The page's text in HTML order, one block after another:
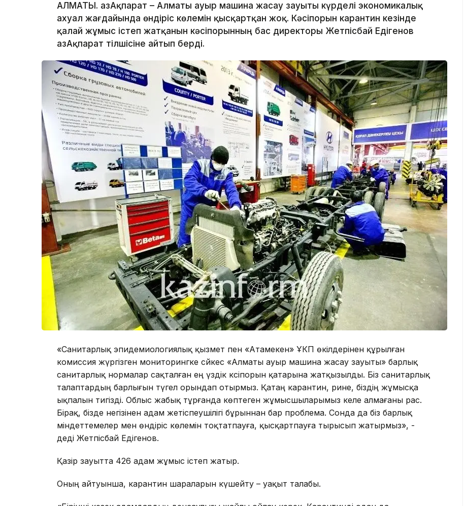
АЛМАТЫ. ҚазАқпарат – Алматы ауыр машина жасау зауыты күрделі экономикалық
ахуал жағдайында өндіріс көлемін қысқартқан жоқ. Кәсіпорын карантин кезінде
қалай жұмыс істеп жатқанын кәсіпорынның бас директоры Жетпісбай Едігенов
ҚазАқпарат тілшісіне айтып берді.
«Санитарлық эпидемиологиялық қызмет пен «Атамекен» ҰКП өкілдерінен құрылған
комиссия жүргізген мониторингке сәйкес «Алматы ауыр машина жасау зауыты» барлық
санитарлық нормалар сақталған ең үздік кәсіпорын қатарына жатқызылды. Біз санитарлық
талаптардың барлығын түгел орындап отырмыз. Қатаң карантин, әрине, біздің жұмысқа
ықпалын тигізді. Облыс жабық тұрғанда көптеген жұмысшыларымыз келе алмағаны рас.
Бірақ, бізде негізінен адам жетіспеушілігі бұрыннан бар проблема. Сонда да біз барлық
міндеттемелер мен өндіріс көлемін тоқтатпауға, қысқартпауға тырысып жатырмыз», -
деді Жетпісбай Едігенов.
Қазір зауытта 426 адам жұмыс істеп жатыр.
Оның айтуынша, карантин шараларын күшейту – уақыт талабы.